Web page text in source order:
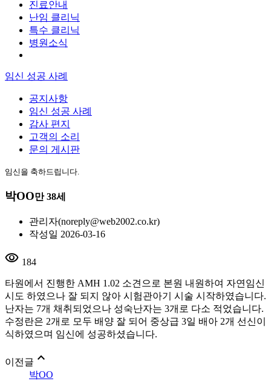
진료안내
난임 클리닉
특수 클리닉
병원소식
임신 성공 사례
공지사항
임신 성공 사례
감사 편지
고객의 소리
문의 게시판
임신을 축하드립니다.
박OO만 38세
관리자(noreply@web2002.co.kr)
작성일 2026-03-16
visibility 184
타원에서 진행한 AMH 1.02 소견으로 본원 내원하여 자연임신
시도 하였으나 잘 되지 않아 시험관아기 시술 시작하였습니다.
난자는 7개 채취되었으나 성숙난자는 3개로 다소 적었습니다.
수정란은 2개로 모두 배양 잘 되어 중상급 3일 배아 2개 선신이
식하였으며 임신에 성공하셨습니다.
이전글 expand_less
박OO